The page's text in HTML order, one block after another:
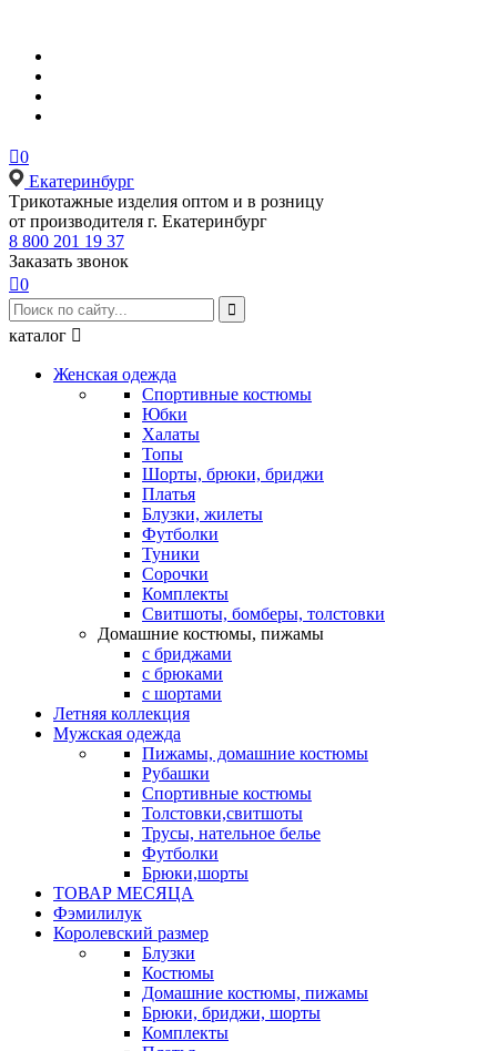
0
Екатеринбург
Tрикотажные изделия оптом и в розницу
от производителя г. Екатеринбург
8 800 201 19 37
Заказать звонок
0

каталог 
Женская одежда
Спортивные костюмы
Юбки
Халаты
Топы
Шорты, брюки, бриджи
Платья
Блузки, жилеты
Футболки
Туники
Сорочки
Комплекты
Свитшоты, бомберы, толстовки
Домашние костюмы, пижамы
с бриджами
с брюками
с шортами
Летняя коллекция
Мужская одежда
Пижамы, домашние костюмы
Рубашки
Спортивные костюмы
Толстовки,свитшоты
Трусы, нательное белье
Футболки
Брюки,шорты
ТОВАР МЕСЯЦА
Фэмилилук
Королевский размер
Блузки
Костюмы
Домашние костюмы, пижамы
Брюки, бриджи, шорты
Комплекты